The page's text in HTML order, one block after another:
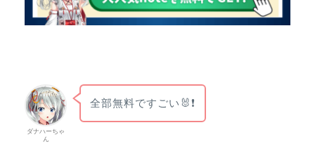
ダナハーちゃ
ん
全部無料ですごい🐰❗